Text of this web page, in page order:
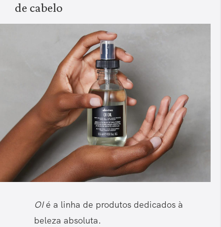
de cabelo
OIé a linha de produtos dedicados à
beleza absoluta.